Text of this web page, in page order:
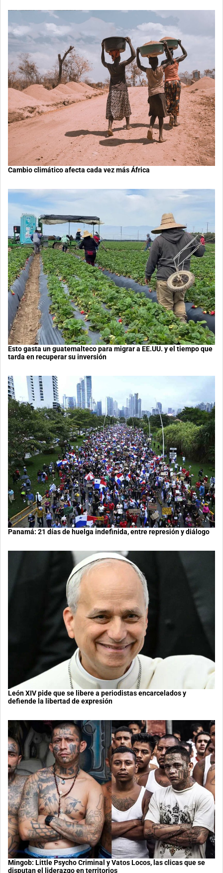
Cambio climático afecta cada vez más África
Esto gasta un guatemalteco para migrar a EE.UU. y el tiempo que
tarda en recuperar su inversión
Panamá: 21 días de huelga indefinida, entre represión y diálogo
León XIV pide que se libere a periodistas encarcelados y
defiende la libertad de expresión
Mingob: Little Psycho Criminal y Vatos Locos, las clicas que se
disputan el liderazgo en territorios